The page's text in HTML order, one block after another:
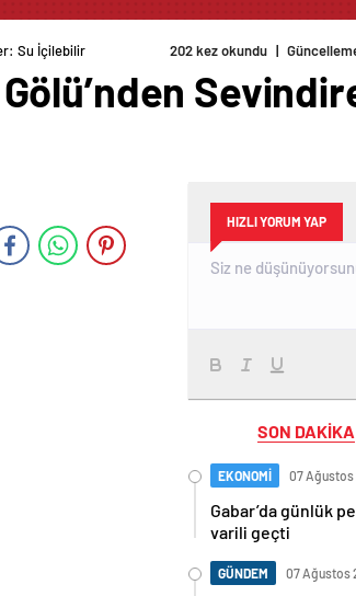
Su İçilebilir 202 kez okundu |
Gölü’nden
HIZLI YORUM YAP
SON DAKİKA
EKONOMİ 07
Gabar’da günlük
varili geçti
GÜNDEM 07 Ağustos